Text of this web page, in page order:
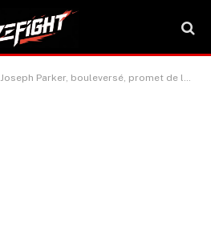
Joseph Parker, bouleversé, promet de laver son honneur coûte que coûte